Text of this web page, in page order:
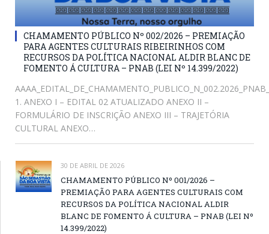
CHAMAMENTO PÚBLICO Nº 002/2026 – PREMIAÇÃO
PARA AGENTES CULTURAIS RIBEIRINHOS COM
RECURSOS DA POLÍTICA NACIONAL ALDIR BLANC DE
FOMENTO Á CULTURA – PNAB (LEI Nº 14.399/2022)
1. ANEXO I – EDITAL 02 ATUALIZADO ANEXO II –
FORMULÁRIO DE INSCRIÇÃO ANEXO III – TRAJETÓRIA
CULTURAL ANEXO…
30 DE ABRIL DE 2026
CHAMAMENTO PÚBLICO Nº 001/2026 –
PREMIAÇÃO PARA AGENTES CULTURAIS COM
RECURSOS DA POLÍTICA NACIONAL ALDIR
BLANC DE FOMENTO Á CULTURA – PNAB (LEI Nº
14.399/2022)